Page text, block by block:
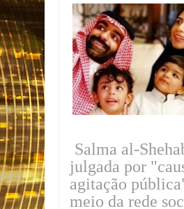
Salma al-
julgada por
agitação
meio da rede